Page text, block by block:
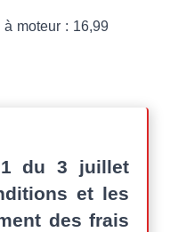
moteur : 16,99
du 3 juillet
et les
des frais